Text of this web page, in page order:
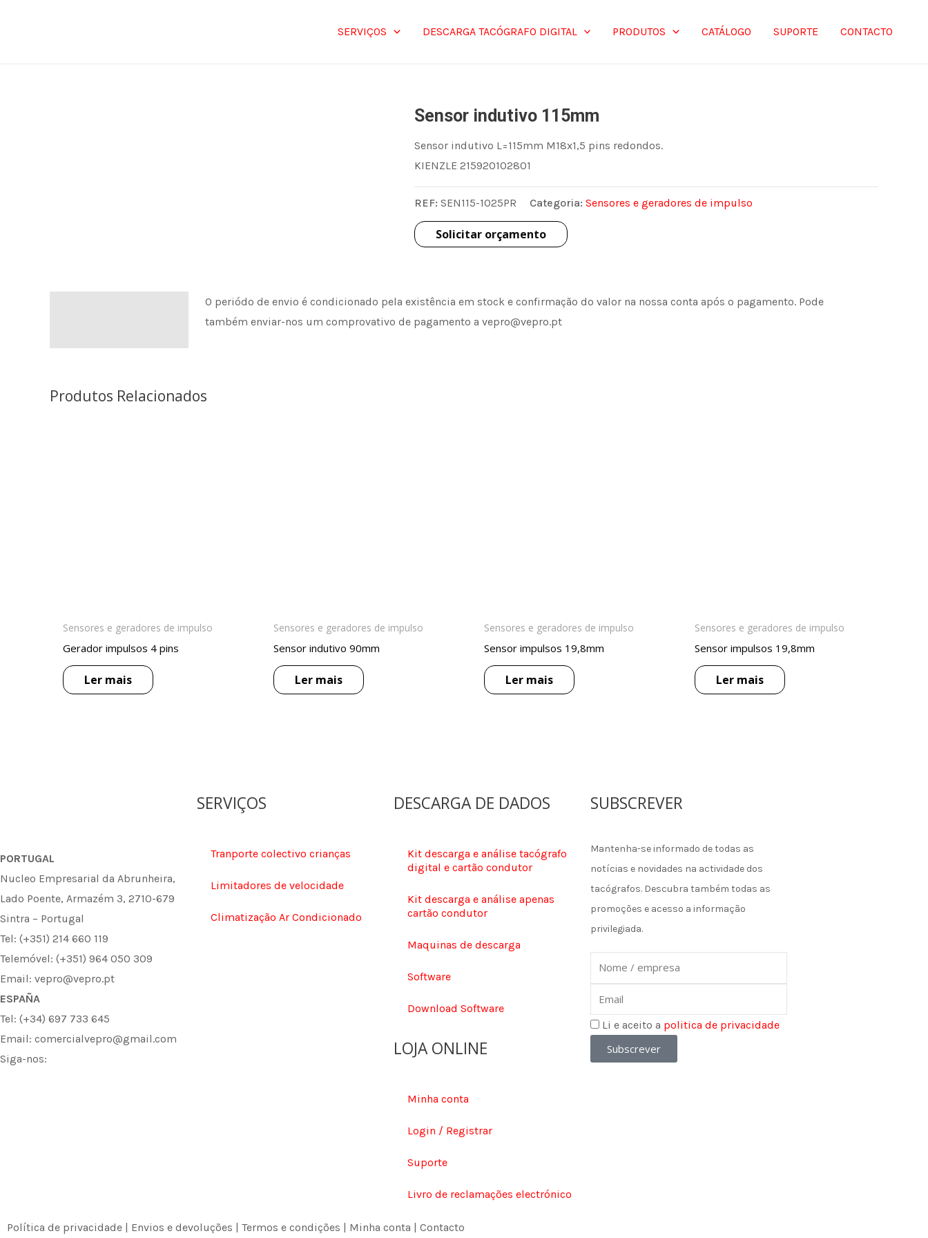
SERVIÇOS DESCARGA TACÓGRAFO DIGITAL PRODUTOS CATÁLOGO SUPORTE CONTACTO
Sensor indutivo 115mm
Sensor indutivo L=115mm M18x1,5 pins redondos.
KIENZLE 215920102801
REF: SEN115-1025PR Categoria: Sensores e geradores de impulso
Solicitar orçamento
O periódo de envio é condicionado pela existência em stock e confirmação do valor na nossa conta após o pagamento. Pode
também enviar-nos um comprovativo de pagamento a vepro@vepro.pt
Produtos Relacionados
Sensores e geradores de impulso
Gerador impulsos 4 pins
Ler mais
Sensores e geradores de impulso
Sensor indutivo 90mm
Ler mais
Sensores e geradores de impulso
Sensor impulsos 19,8mm
Ler mais
Sensores e geradores de impulso
Sensor impulsos 19,8mm
Ler mais
PORTUGAL
Nucleo Empresarial da Abrunheira,
Lado Poente, Armazém 3, 2710-679
Sintra – Portugal
Tel: (+351) 214 660 119
Telemóvel: (+351) 964 050 309
Email: vepro@vepro.pt
ESPAÑA
Tel: (+34) 697 733 645
Email: comercialvepro@gmail.com
Siga-nos:
SERVIÇOS
Tranporte colectivo crianças
Limitadores de velocidade
Climatização Ar Condicionado
DESCARGA DE DADOS
Kit descarga e análise tacógrafo
digital e cartão condutor
Kit descarga e análise apenas
cartão condutor
Maquinas de descarga
Software
Download Software
LOJA ONLINE
Minha conta
Login / Registrar
Suporte
Livro de reclamações electrónico
SUBSCREVER
Mantenha-se informado de todas as
notícias e novidades na actividade dos
tacógrafos. Descubra também todas as
promoções e acesso a informação
privilegiada.
Nome
Li e aceito a politica de privacidade
Subscrever
Política de privacidade | Envios e devoluções | Termos e condições | Minha conta | Contacto